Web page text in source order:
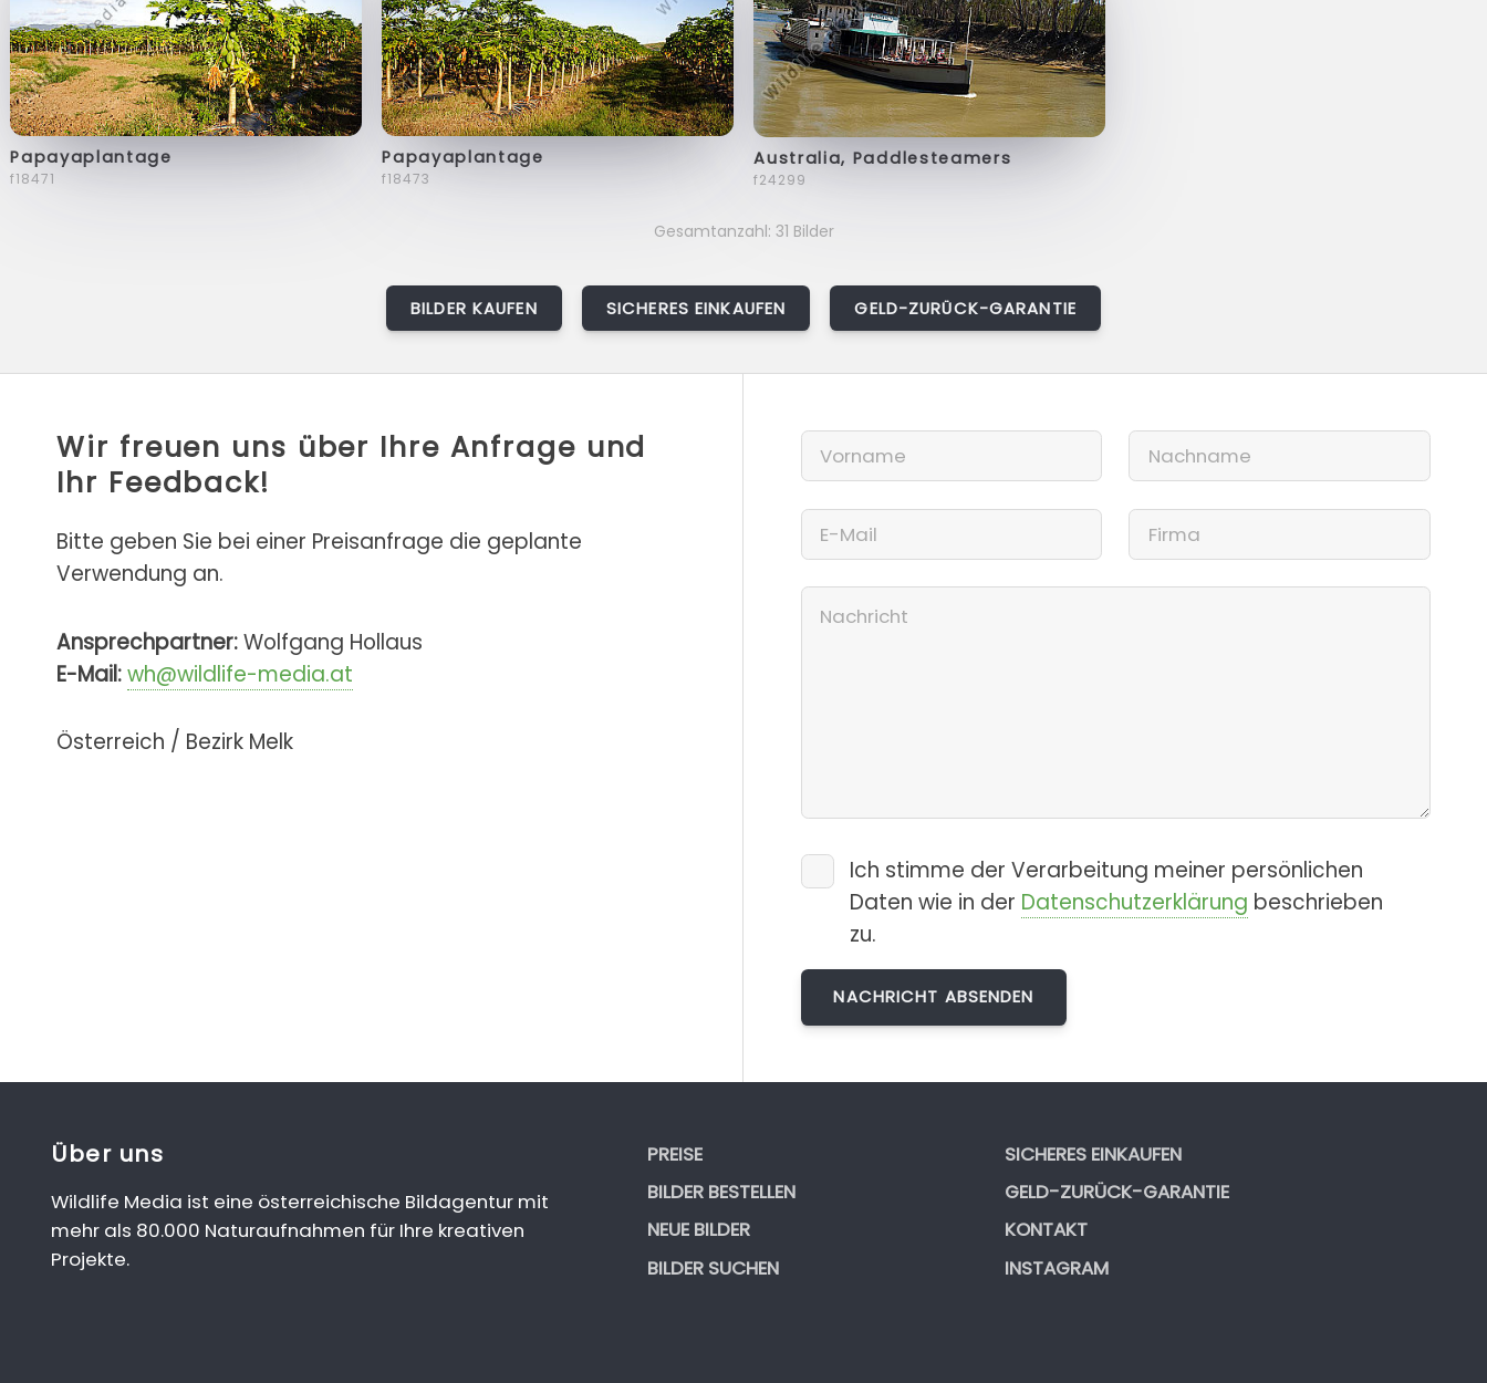
Papayaplantage
f18471
Papayaplantage
f18473
Australia, Paddlesteamers
f24299
Gesamtanzahl: 31 Bilder
BILDER KAUFEN SICHERES EINKAUFEN GELD-ZURÜCK-GARANTIE
Wir freuen uns über Ihre Anfrage und
Ihr Feedback!
Bitte geben Sie bei einer Preisanfrage die geplante
Verwendung an.
Ansprechpartner:Wolfgang Hollaus
E-Mail:wh@wildlife-media.at
Österreich / Bezirk Melk
Ich stimme der Verarbeitung meiner persönlichen
Daten wie in der Datenschutzerklärung beschrieben
zu.
Über uns
Wildlife Media ist eine österreichische Bildagentur mit
mehr als 80.000 Naturaufnahmen für Ihre kreativen
Projekte.
PREISE
BILDER BESTELLEN
NEUE BILDER
BILDER SUCHEN
SICHERES EINKAUFEN
GELD-ZURÜCK-GARANTIE
KONTAKT
INSTAGRAM